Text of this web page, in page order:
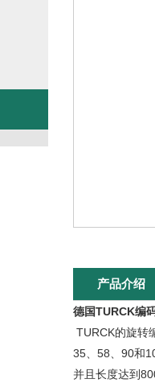
产品介绍
德国TURCK编
TURCK的旋转
35、58、90和
并且长度达到